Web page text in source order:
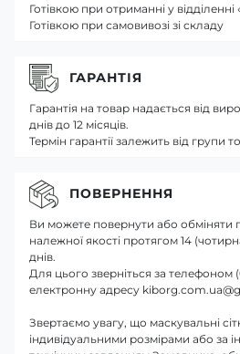
Готівкою при отриманні у
Готівкою при самовивозі зі складу
ГАРАНТІЯ
Гарантія на товар надається від
днів до 12 місяців.
Термін гарантії залежить від групи
ПОВЕРНЕННЯ
Ви можете повернути або обміняти
належної якості протягом 14
днів.
Для цього зверніться за телефоном
електронну адресу
Звертаємо увагу, що маскувальні
індивідуальними розмірами або за